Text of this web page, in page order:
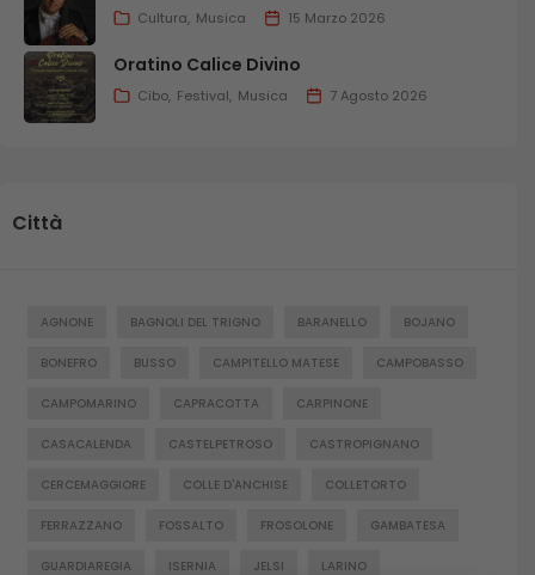
Cultura Musica 15 Marzo 2026
Oratino Calice Divino
Cibo Festival Musica 7 Agosto 2026
Città
AGNONE BAGNOLI DEL TRIGNO BARANELLO BOJANO
BONEFRO BUSSO CAMPITELLO MATESE CAMPOBASSO
CAMPOMARINO CAPRACOTTA CARPINONE
CASACALENDA CASTELPETROSO CASTROPIGNANO
CERCEMAGGIORE COLLE D'ANCHISE COLLETORTO
FERRAZZANO FOSSALTO FROSOLONE GAMBATESA
GUARDIAREGIA ISERNIA JELSI LARINO